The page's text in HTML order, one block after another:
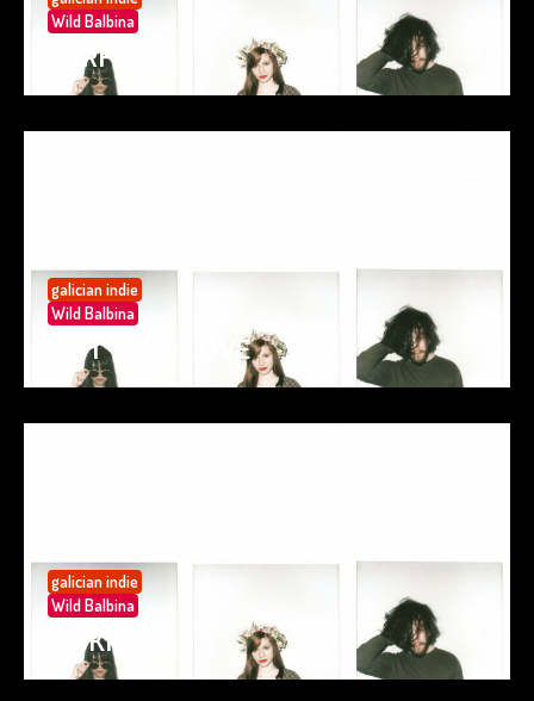
Wild Balbina
SURFIN’
galician indie
Wild Balbina
SPIT YOUR LOVE
galician indie
Wild Balbina
SO KIND